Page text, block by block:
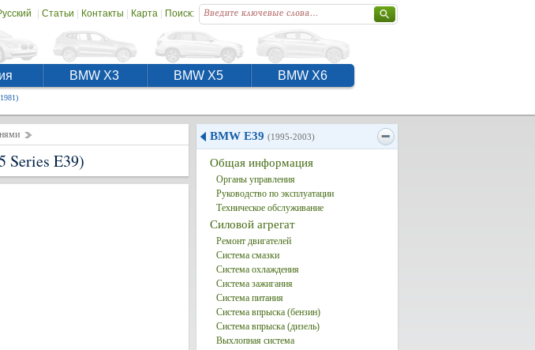
| Статьи | Контакты | Карта| Поиск:
BMW X3 BMW X5 BMW X6
Series E39)
BMW E39 (1995-2003)
Общая информация
Органы управления
Руководство по эксплуатации
Техническое обслуживание
Силовой агрегат
Ремонт двигателей
Система смазки
Система охлаждения
Система зажигания
Система питания
Система впрыска (бензин)
Система впрыска (дизель)
Выхлопная система